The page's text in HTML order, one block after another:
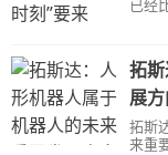
已经
拓
展
拓斯
来重